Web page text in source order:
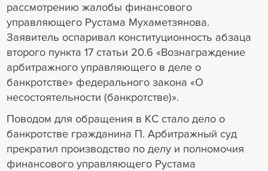
рассмотрению жалобы финансового
управляющего Рустама Мухаметзянова.
Заявитель оспаривал конституционность абзаца
второго пункта 17 статьи 20.6 «Вознаграждение
арбитражного управляющего в деле о
банкротстве» федерального закона «О
несостоятельности (банкротстве)».
Поводом для обращения в КС стало дело о
банкротстве гражданина П. Арбитражный суд
прекратил производство по делу и полномочия
финансового управляющего Рустама